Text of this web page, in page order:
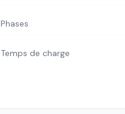
Phases
Temps de charge